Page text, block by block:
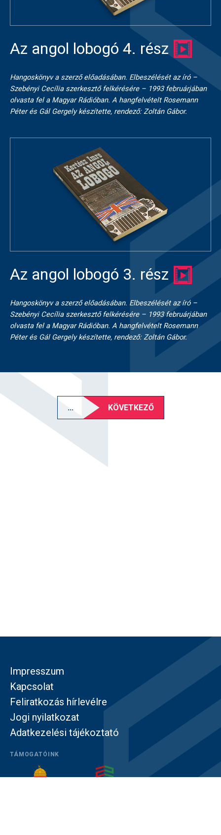
Az angol lobogó 4. rész
Hangoskönyv a szerző előadásában. Elbeszélését az író –
Szebényi Cecília szerkesztő felkérésére – 1993 februárjában
olvasta fel a Magyar Rádióban. A hangfelvételt Rosemann
Péter és Gál Gergely készítette, rendező: Zoltán Gábor.
Az angol lobogó 3. rész
Hangoskönyv a szerző előadásában. Elbeszélését az író –
Szebényi Cecília szerkesztő felkérésére – 1993 februárjában
olvasta fel a Magyar Rádióban. A hangfelvételt Rosemann
Péter és Gál Gergely készítette, rendező: Zoltán Gábor.
... KÖVETKEZŐ
Impresszum
Kapcsolat
Feliratkozás hírlevélre
Jogi nyilatkozat
Adatkezelési tájékoztató
TÁMOGATÓINK